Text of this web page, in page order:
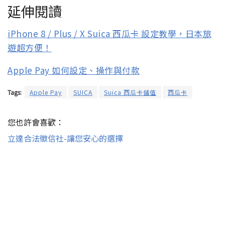
延伸閱讀
iPhone 8 / Plus / X Suica 西瓜卡 設定教學，日本旅
遊超方便！
Apple Pay 如何設定、操作與付款
Tags: Apple Pay SUICA Suica 西瓜卡儲值 西瓜卡
您也許會喜歡：
立達合法徵信社-讓您安心的選擇